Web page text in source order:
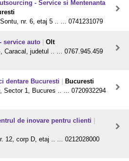
- Service si Mentenanta
nr. 6, etaj 5 .. ... 0741231079
service auto
Olt
Caracal, judetul .. ... 0767.945.459
dentare Bucuresti
Bucuresti
Sector 1, Bucures .. ... 0720932294
de inovare pentru clienti
12, corp D, etaj .. ... 0212028000